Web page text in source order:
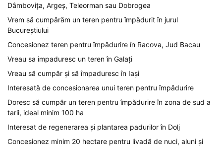
Dâmbovița, Argeș, Teleorman sau Dobrogea
Vrem să cumpărăm un teren pentru împădurit în jurul
Bucureștiului
Concesionez teren pentru împădurire în Racova, Jud Bacau
Vreau sa impaduresc un teren în Galați
Vreau să cumpăr și să împaduresc în Iași
Interesată de concesionarea unui teren pentru împădurire
Doresc să cumpăr un teren pentru împădurire în zona de sud a
tarii, ideal minim 100 ha
Interesat de regenerarea și plantarea padurilor în Dolj
Concesionez minim 20 hectare pentru livadă de nuci, aluni și